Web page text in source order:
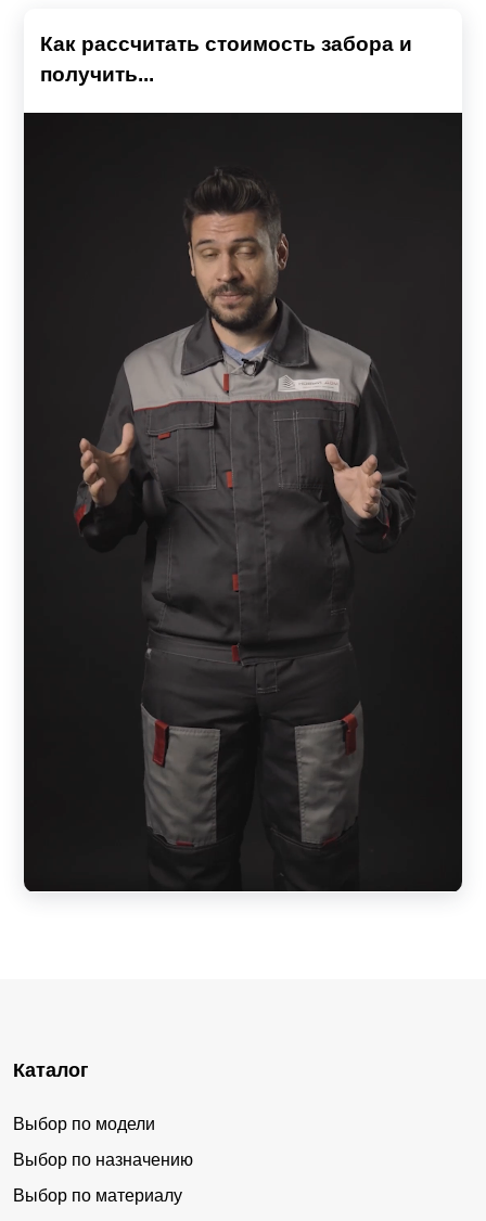
Как рассчитать стоимость забора и
получить...
Каталог
Выбор по модели
Выбор по назначению
Выбор по материалу